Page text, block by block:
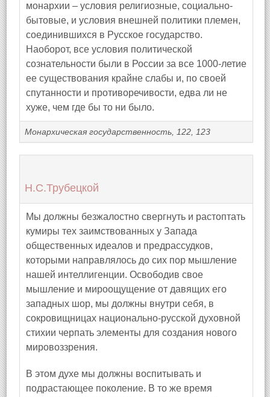
монархии – условия религиозные, социально-
бытовые, и условия внешней политики племен,
соединившихся в Русское государство.
Наоборот, все условия политической
сознательности были в России за все 1000-летие
ее существования крайне слабы и, по своей
спутанности и противоречивости, едва ли не
хуже, чем где бы то ни было.
Монархическая государственность, 122, 123
Н.С.Трубецкой
Мы должны безжалостно свергнуть и растоптать
кумиры тех заимствованных у Запада
общественных идеалов и предрассудков,
которыми направлялось до сих пор мышление
нашей интеллигенции. Освободив свое
мышление и мироощущение от давящих его
западных шор, мы должны внутри себя, в
сокровищницах национально-русской духовной
стихии черпать элементы для создания нового
мировоззрения.
В этом духе мы должны воспитывать и
подрастающее поколение. В то же время